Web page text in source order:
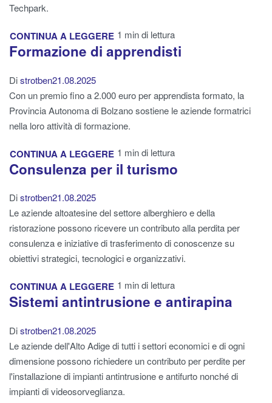
Techpark.
CONTINUA A LEGGERE 1 min di lettura
Formazione di apprendisti
Distrotben21.08.2025
Con un premio fino a 2.000 euro per apprendista formato, la
Provincia Autonoma di Bolzano sostiene le aziende formatrici
nella loro attività di formazione.
CONTINUA A LEGGERE 1 min di lettura
Consulenza per il turismo
Distrotben21.08.2025
Le aziende altoatesine del settore alberghiero e della
ristorazione possono ricevere un contributo alla perdita per
consulenza e iniziative di trasferimento di conoscenze su
obiettivi strategici, tecnologici e organizzativi.
CONTINUA A LEGGERE 1 min di lettura
Sistemi antintrusione e antirapina
Distrotben21.08.2025
Le aziende dell'Alto Adige di tutti i settori economici e di ogni
dimensione possono richiedere un contributo per perdite per
l'installazione di impianti antintrusione e antifurto nonché di
impianti di videosorveglianza.